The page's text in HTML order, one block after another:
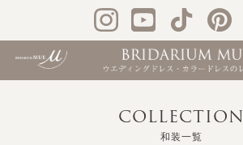
COLLECTION
和装一覧